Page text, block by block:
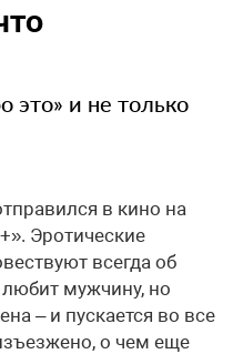
это» и не только
в кино на
Эротические
всегда об
мужчину, но
– и пускается во все
о чем еще